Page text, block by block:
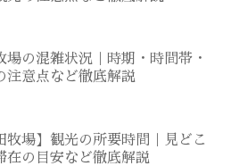
場の混雑状況｜時期・時間帯・
注意点など徹底解説
牧場】観光の所要時間｜見どこ
在の目安など徹底解説